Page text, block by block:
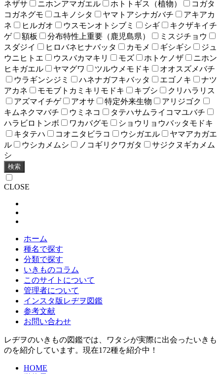
ネザサ
ニホンアマガエル ホトトギス（植物）
コガタ
コガネグモ
ユキノシタ ヤマトアシナガバチ
アキアカ
ネ
ヒルガオ ウスモンオトシブミ シギ
キクザキイチ
ゲ
額板 分布特性上重要（鹿児島県）
ミスジチョウ
スダジイ
ヒロバネヒナバッタ カモメ ギシギシ
ジュ
ウニヒトエ
ウスバカマキリ モズ ホトケノザ
ニホン
ヒキガエル
ヤマグワ ツルウメモドキ
オオスズメバチ
ウラギンシジミ
ハネナガフキバッタ エゴノキ
ナツ
アカネ
モモブトカミキリモドキ キブシ
クリハラリス
アズマイチゲ
アオサ 特定外来生物
アリジゴク
キムネクマバチ
ウミネコ
タテハサムライコマユバチ
ハラビロトンボ
ワカバグモ
ショウリョウバッタモドキ
キタテハ
コオニタビラコ ウシガエル
ヤマアカガエ
ル
ウシカメムシ ノコギリクワガタ
サジクヌギカメム
シ
検索
CLOSE
ホーム
種名で探す
分類で探す
いきものコラム
このサイトについて
管理者について
インスタ版レヂヲ図鑑
参考文献
お問い合わせ
レヂヲのいきもの図鑑では、ワタシが実際に出会ったいきも
のを紹介しています。現在172種を紹介中！
HOME